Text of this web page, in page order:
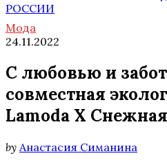
Мода
24.11.2022
С любовью и
совместная
Lamoda X
by Анастасия Симанина